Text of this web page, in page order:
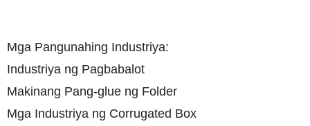
Mga Pangunahing Industriya:
Industriya ng Pagbabalot
Makinang Pang-glue ng Folder
Mga Industriya ng Corrugated Box